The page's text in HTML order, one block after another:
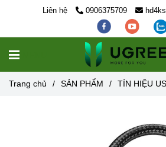
Liên hệ 0906375709
Trang chủ / SẢN PHẨM / TÍN HIỆU